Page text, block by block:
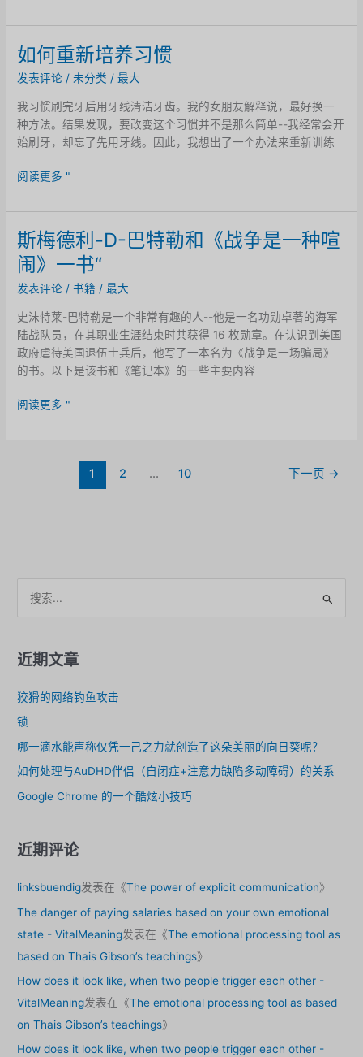
情
感
大
脑：
理
治
疗
中
的
再
巩
固
如何重新培养习惯
发表评论 /未分类 /最大
我习惯刷完牙后用牙线清洁牙齿。我的女朋友解释说，最好换一
种方法。结果发现，要改变这个习惯并不是那么简单--我经常会开
始刷牙，却忘了先用牙线。因此，我想出了一个办法来重新训练
如
重
新
培
养
习
阅读更多 "
斯梅德利-D-巴特勒和《战争是一种喧
闹》一书“
发表评论 /书籍 /最大
史沫特莱-巴特勒是一个非常有趣的人--他是一名功勋卓著的海军
陆战队员，在其职业生涯结束时共获得 16 枚勋章。在认识到美国
政府虐待美国退伍士兵后，他写了一本名为《战争是一场骗局》
的书。以下是该书和《笔记本》的一些主要内容
斯
喧
一
“
阅读更多 "
1 2 ... 10 下一页 →
近期文章
狡猾的网络钓鱼攻击
锁
哪一滴水能声称仅凭一己之力就创造了这朵美丽的向日葵呢？
如何处理与AuDHD伴侣（自闭症+注意力缺陷多动障碍）的关系
Google Chrome 的一个酷炫小技巧
近期评论
linksbuendig发表在《The power of explicit communication》
The danger of paying salaries based on your own emotional
state - VitalMeaning发表在《The emotional processing tool as
based on Thais Gibson’s teachings》
How does it look like, when two people trigger each other -
VitalMeaning发表在《The emotional processing tool as based
on Thais Gibson’s teachings》
How does it look like, when two people trigger each other -